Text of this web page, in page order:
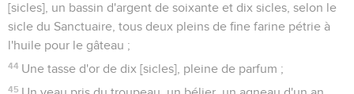
[sicles], un bassin d'argent de soixante et dix sicles, selon le
sicle du Sanctuaire, tous deux pleins de fine farine pétrie à
l'huile pour le gâteau ;
44 Une tasse d'or de dix [sicles], pleine de parfum ;
45